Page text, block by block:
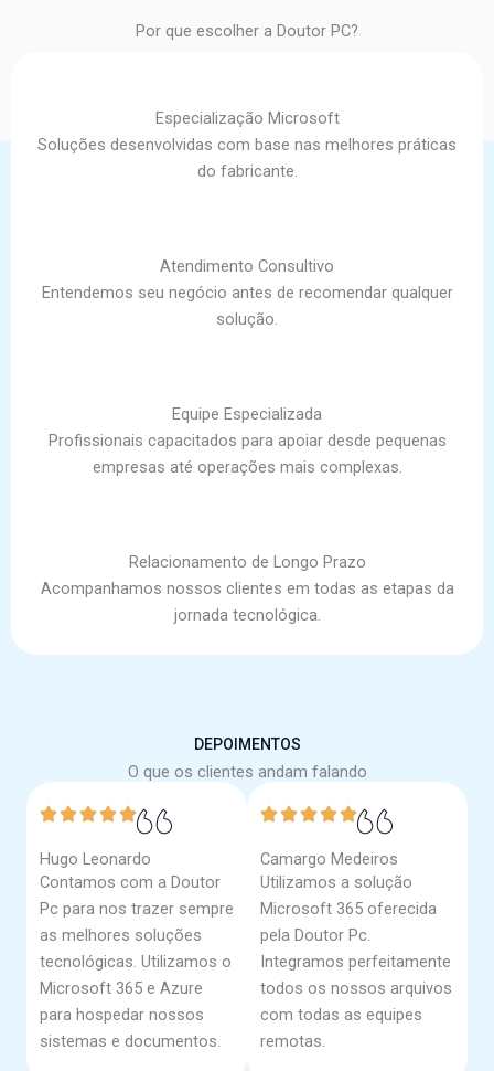
Por que escolher a Doutor PC?
Especialização Microsoft
Soluções desenvolvidas com base nas melhores práticas
do fabricante.
Atendimento Consultivo
Entendemos seu negócio antes de recomendar qualquer
solução.
Equipe Especializada
Profissionais capacitados para apoiar desde pequenas
empresas até operações mais complexas.
Relacionamento de Longo Prazo
Acompanhamos nossos clientes em todas as etapas da
jornada tecnológica.
DEPOIMENTOS
O que os clientes andam falando
Hugo Leonardo
Contamos com a Doutor
Pc para nos trazer sempre
as melhores soluções
tecnológicas. Utilizamos o
Microsoft 365 e Azure
para hospedar nossos
sistemas e documentos.
Camargo Medeiros
Utilizamos a solução
Microsoft 365 oferecida
pela Doutor Pc.
Integramos perfeitamente
todos os nossos arquivos
com todas as equipes
remotas.